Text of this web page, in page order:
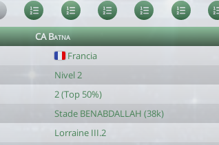
CA Batna
Francia
Nivel 2
2 (Top 50%)
Stade BENABDALLAH (38k)
Lorraine III.2